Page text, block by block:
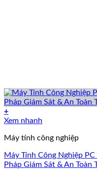
+
Xem nhanh
Máy tính công nghiệp
Máy Tính Công Nghiệp
Pháp Giám Sát & An Toàn